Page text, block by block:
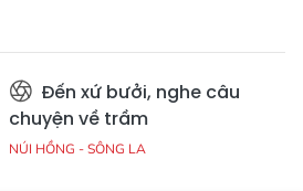
Đến xứ bưởi, nghe câu
chuyện về trầm
NÚI HỒNG - SÔNG LA